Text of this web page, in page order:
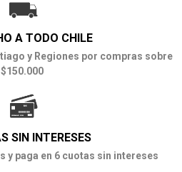
A TODO CHILE
y Regiones por compras sobre
$150.000
SIN INTERESES
y paga en 6 cuotas sin intereses